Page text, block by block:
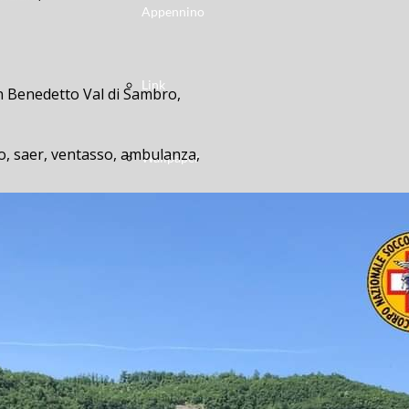
Appennino
Link
Wallpaper
Benedetto Val di Sambro,
saer, ventasso, ambulanza,
è avvenuto questa
belvedere, duca-degli-abruzzi,